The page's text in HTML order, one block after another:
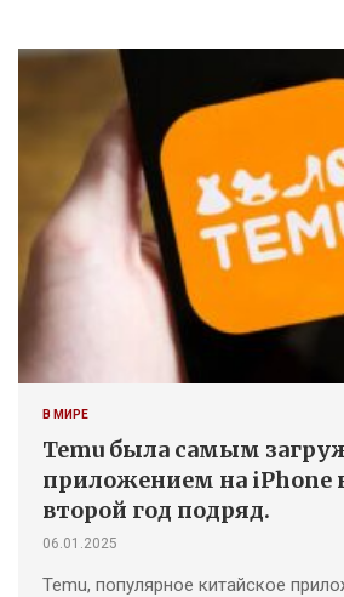
В МИРЕ
Temu была самым
приложением на iPhone
второй год подряд.
06.01.2025
Temu, популярное китайское